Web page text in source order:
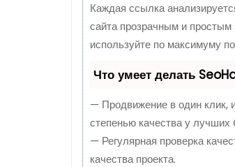
Каждая ссылка
сайта прозрачным и
используйте по максимуму
Что умеет делать
— Продвижение в один клик,
степенью качества у лучших
— Регулярная проверка
качества проекта.